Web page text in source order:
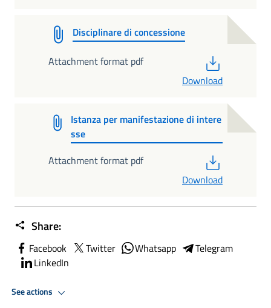
Disciplinare di concessione
Attachment format pdf
Download
Istanza per manifestazione di intere
sse
Attachment format pdf
Download
Share:
Facebook Twitter Whatsapp
Telegram
LinkedIn
See actions